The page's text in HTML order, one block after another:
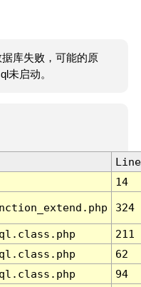
库失败，可能的原
未启动。
Line
14
324
211
62
94